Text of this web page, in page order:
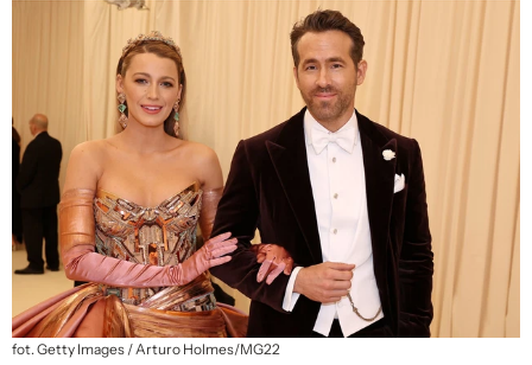
fot. Getty Images / Arturo Holmes/MG22